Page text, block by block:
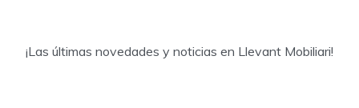
¡Las últimas novedades y noticias en Llevant Mobiliari!